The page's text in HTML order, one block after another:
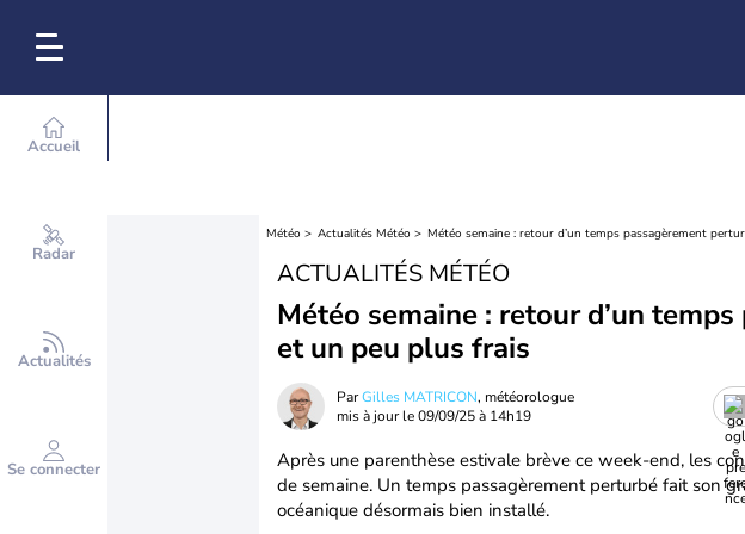
Accueil
Radar
Actualités
Se connecter
Météo Actualités Météo Météo semaine : retour d’un temps passagèrement
ACTUALITÉS MÉTÉO
Météo semaine : retour d’un
et un peu plus frais
ParGilles MATRICON, météorologue
mis à jour le09/09/25 à 14h19
Après une parenthèse estivale brève ce week-end, les
de semaine. Un temps passagèrement perturbé fait son
océanique désormais bien installé.